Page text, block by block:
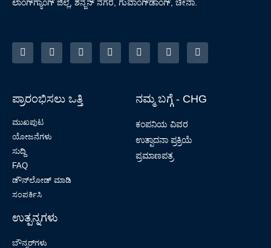
ಲಾಂಗ್‌ಗ್ಯಾಂಗ್ ಜಿಲ್ಲೆ, ಶೆನ್ಜೆನ್ ನಗರ, ಗುವಾಂಗ್‌ಡಾಂಗ್, ಚೀನಾ.
ಪ್ರಾರಂಭಿಸಲು ಒತ್ತಿ
ಮುಖಪುಟ
ಯೋಜನೆಗಳು
ಸುದ್ದಿ
FAQ
ಡೌನ್‌ಲೋಡ್ ಮಾಡಿ
ಸಂಪರ್ಕಿಸಿ
ನಮ್ಮ ಬಗ್ಗೆ - CHG
ಕಂಪನಿಯ ವಿವರ
ಉತ್ಪಾದನಾ ಪ್ರಕ್ರಿಯೆ
ಪ್ರಮಾಣಪತ್ರ
ಉತ್ಪನ್ನಗಳು
ಬೌನ್ಸರ್‌ಗಳು